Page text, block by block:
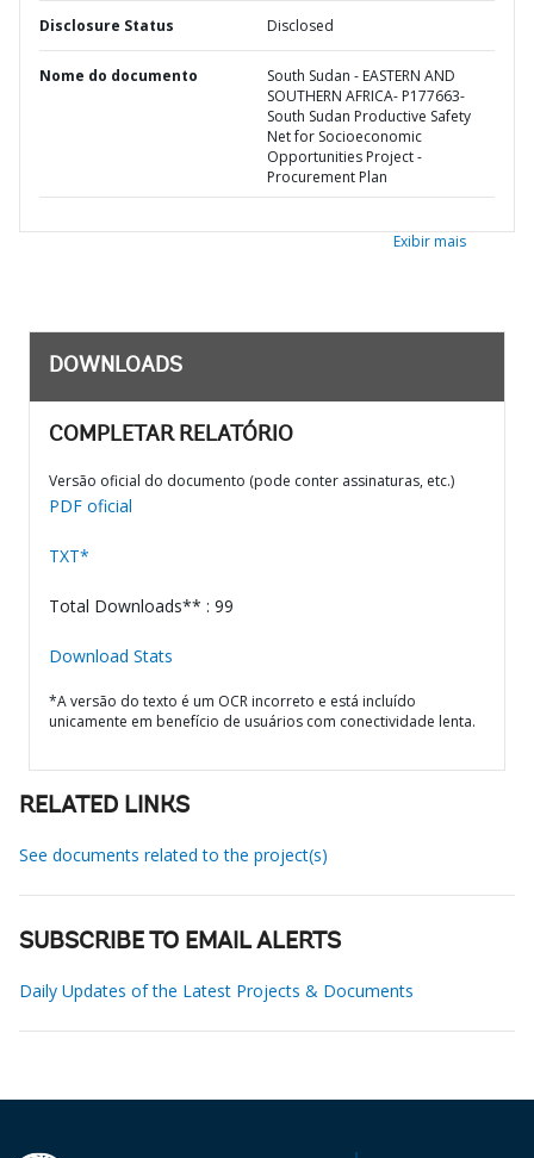
Disclosure Status Disclosed
Nome do documento
South Sudan - EASTERN AND
SOUTHERN AFRICA- P177663-
South Sudan Productive Safety
Net for Socioeconomic
Opportunities Project -
Procurement Plan
Exibir mais
DOWNLOADS
COMPLETAR RELATÓRIO
Versão oficial do documento (pode conter assinaturas, etc.)
PDF oficial
TXT*
Total Downloads** : 99
Download Stats
*A versão do texto é um OCR incorreto e está incluído
unicamente em benefício de usuários com conectividade lenta.
RELATED LINKS
See documents related to the project(s)
SUBSCRIBE TO EMAIL ALERTS
Daily Updates of the Latest Projects & Documents